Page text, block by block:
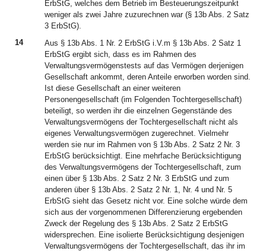
ErbStG, welches dem Betrieb im Besteuerungszeitpunkt
weniger als zwei Jahre zuzurechnen war (§ 13b Abs. 2 Satz
3 ErbStG).
14
Aus § 13b Abs. 1 Nr. 2 ErbStG i.V.m § 13b Abs. 2 Satz 1
ErbStG ergibt sich, dass es im Rahmen des
Verwaltungsvermögenstests auf das Vermögen derjenigen
Gesellschaft ankommt, deren Anteile erworben worden sind.
Ist diese Gesellschaft an einer weiteren
Personengesellschaft (im Folgenden Tochtergesellschaft)
beteiligt, so werden ihr die einzelnen Gegenstände des
Verwaltungsvermögens der Tochtergesellschaft nicht als
eigenes Verwaltungsvermögen zugerechnet. Vielmehr
werden sie nur im Rahmen von § 13b Abs. 2 Satz 2 Nr. 3
ErbStG berücksichtigt. Eine mehrfache Berücksichtigung
des Verwaltungsvermögens der Tochtergesellschaft, zum
einen über § 13b Abs. 2 Satz 2 Nr. 3 ErbStG und zum
anderen über § 13b Abs. 2 Satz 2 Nr. 1, Nr. 4 und Nr. 5
ErbStG sieht das Gesetz nicht vor. Eine solche würde dem
sich aus der vorgenommenen Differenzierung ergebenden
Zweck der Regelung des § 13b Abs. 2 Satz 2 ErbStG
widersprechen. Eine isolierte Berücksichtigung desjenigen
Verwaltungsvermögens der Tochtergesellschaft, das ihr im